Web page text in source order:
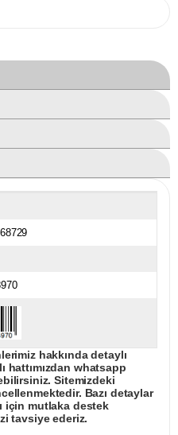
hakkında detaylı
hattımızdan whatsapp
Sitemizdeki
Bazı detaylar
için mutlaka destek
tavsiye ederiz.